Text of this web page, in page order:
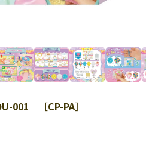
001 ［CP-PA］